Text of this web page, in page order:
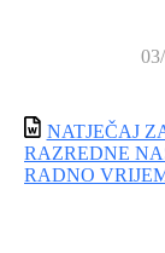
NATJEČAJ
RAZREDNE
RADNO